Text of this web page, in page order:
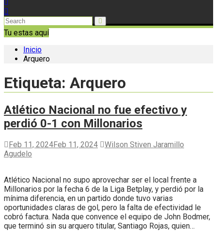
Tu estas aquí
Inicio
Arquero
Etiqueta: Arquero
Atlético Nacional no fue efectivo y
perdió 0-1 con Millonarios
Feb 11, 2024Feb 11, 2024
Wilson Stiven Jaramillo
Agudelo
Atlético Nacional no supo aprovechar ser el local frente a
Millonarios por la fecha 6 de la Liga Betplay, y perdió por la
mínima diferencia, en un partido donde tuvo varias
oportunidades claras de gol, pero la falta de efectividad le
cobró factura. Nada que convence el equipo de John Bodmer,
que terminó sin su arquero titular, Santiago Rojas, quien…